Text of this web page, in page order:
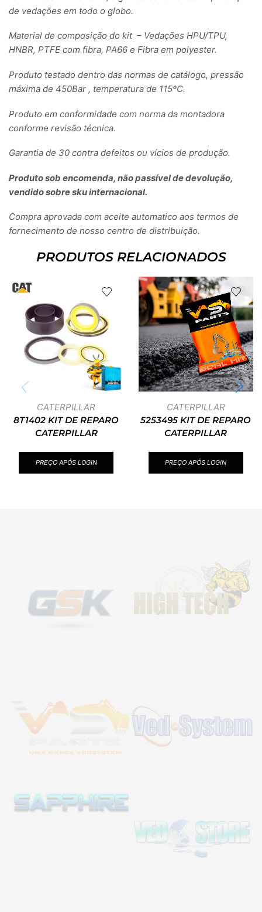
de vedações em todo o globo.
Material de composição do kit – Vedações HPU/TPU,
HNBR, PTFE com fibra, PA66 e Fibra em polyester.
Produto testado dentro das normas de catálogo, pressão
máxima de 450Bar , temperatura de 115ºC.
Produto em conformidade com norma da montadora
conforme revisão técnica.
Garantia de 30 contra defeitos ou vícios de produção.
Produto sob encomenda, não passível de devolução,
vendido sobre sku internacional.
Compra aprovada com aceite automatico aos termos de
fornecimento de nosso centro de distribuição.
PRODUTOS RELACIONADOS
CATERPILLAR
8T1402 KIT DE REPARO
CATERPILLAR
PREÇO APÓS LOGIN
CATERPILLAR
5253495 KIT DE REPARO
CATERPILLAR
PREÇO APÓS LOGIN